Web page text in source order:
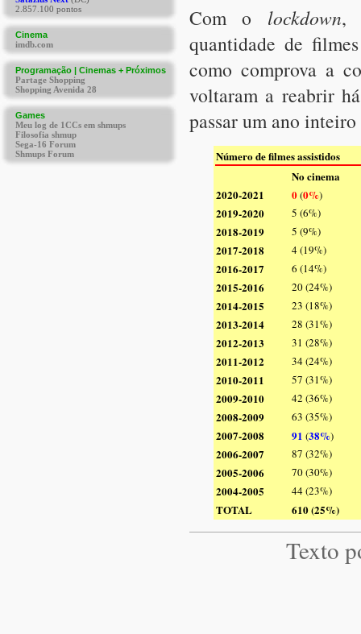
Com o lockdown,
quantidade de
como comprova a
voltaram a reabrir
passar um ano
Número de filmes assistidos
No cinema
2020-2021
0(0%)
2019-2020 5 (6%)
2018-2019 5 (9%)
2017-2018 4 (19%)
2016-2017 6 (14%)
2015-2016 20 (24%)
2014-2015 23 (18%)
2013-2014 28 (31%)
2012-2013 31 (28%)
2011-2012 34 (24%)
2010-2011 57 (31%)
2009-2010 42 (36%)
2008-2009 63 (35%)
2007-2008 91 (38%)
2006-2007 87 (32%)
2005-2006 70 (30%)
2004-2005 44 (23%)
TOTAL 610 (25%)
Texto